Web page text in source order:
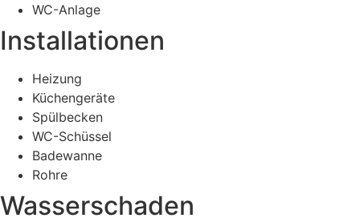
WC-Anlage
Installationen
Heizung
Küchengeräte
Spülbecken
WC-Schüssel
Badewanne
Rohre
Wasserschaden